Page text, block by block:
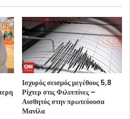
Ισχυρός σεισμός μεγέθους 5,8
Ρίχτερ στις Φιλιππίνες –
Αισθητός στην πρωτεύουσα
Μανίλα